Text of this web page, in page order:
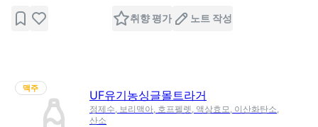
취향 평가 노트 작성
맥주
UF유기농싱글몰트라거
정제수, 보리맥아, 호프펠렛, 액상효모, 이산화탄소,
산소